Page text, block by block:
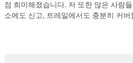
점 희미해졌습니다. 저 또한 많은 사람
소에도 신고, 트레일에서도 충분히 커